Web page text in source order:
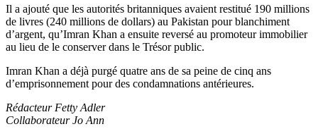
Il a ajouté que les autorités britanniques avaient restitué 190 millions
de livres (240 millions de dollars) au Pakistan pour blanchiment
d’argent, qu’Imran Khan a ensuite reversé au promoteur immobilier
au lieu de le conserver dans le Trésor public.
Imran Khan a déjà purgé quatre ans de sa peine de cinq ans
d’emprisonnement pour des condamnations antérieures.
Rédacteur Fetty Adler
Collaborateur Jo Ann